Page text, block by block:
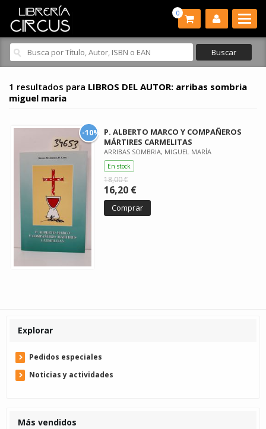
0
1 resultados para LIBROS DEL AUTOR: arribas sombria
miguel maria
-10%
P. ALBERTO MARCO Y COMPAÑEROS
MÁRTIRES CARMELITAS
ARRIBAS SOMBRIA, MIGUEL MARÍA
En stock
18,00 €
16,20 €
Comprar
Explorar
Pedidos especiales
Noticias y actividades
Más vendidos